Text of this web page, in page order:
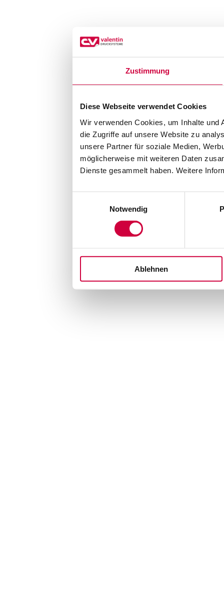
Zustimmung
Diese Webseite verwendet Cookies
Wir verwenden Cookies, um Inhalte und
die Zugriffe auf unsere Website zu
unsere Partner für soziale Medien,
möglicherweise mit weiteren Daten
Dienste gesammelt haben. Weitere
Notwendig
Ablehnen